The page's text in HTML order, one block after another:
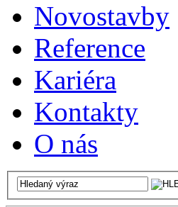
Novostavby
Reference
Kariéra
Kontakty
O nás